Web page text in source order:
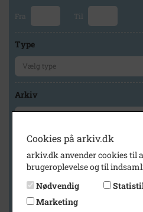
Fra Til
Type
Arkiv
Geografi
Generelt
Cookies på arkiv.dk
arkiv.dk anvender cookies til
brugeroplevelse og til
Nødvendig
Marketing